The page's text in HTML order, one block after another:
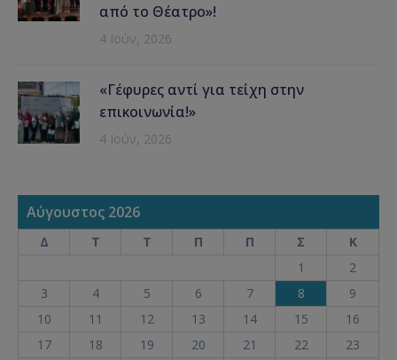
από το Θέατρο»!
4 Ιούν, 2026
«Γέφυρες αντί για τείχη στην
επικοινωνία!»
4 Ιούν, 2026
Αύγουστος 2026
Δ Τ Τ Π Π Σ
Κ
1
2
3
4 5 6 7 8
9
10
11 12 13 14 15
16
17
18 19 20 21 22
23